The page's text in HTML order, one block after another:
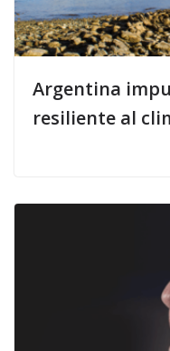
Argentina
resiliente al